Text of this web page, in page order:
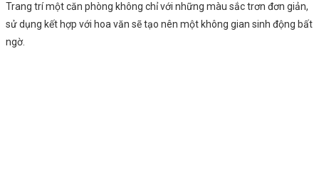
Trang trí một căn phòng không chỉ với những màu sắc trơn đơn giản,
sử dụng kết hợp với hoa văn sẽ tạo nên một không gian sinh động bất
ngờ.